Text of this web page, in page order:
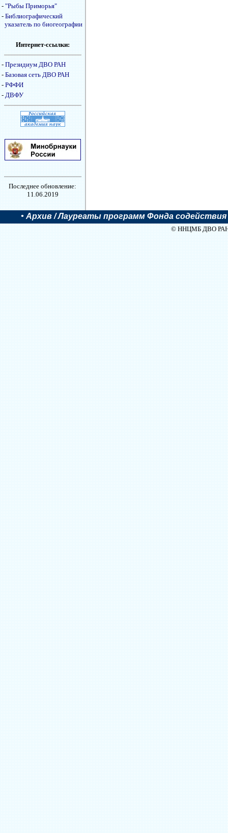
-"Рыбы Приморья"
-Библиографический
указатель по биогеографии
Интернет-ссылки:
-Президиум ДВО РАН
-Базовая сеть ДВО РАН
-РФФИ
-ДВФУ
Последнее обновление:
11.06.2019
• Архив / Лауреаты программ Фонда содействия
© ННЦМБ ДВО РАН,